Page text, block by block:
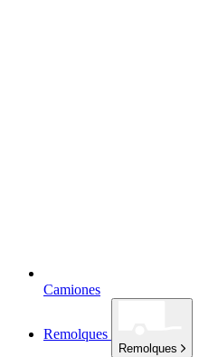
Camiones
Remolques
Remolques